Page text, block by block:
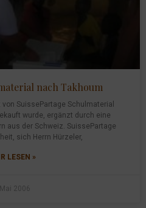
nach Takhoum
SuissePartage Schulmaterial
wurde, ergänzt durch eine
aus der Schweiz. SuissePartage
sich Herrn Hürzeler,
LESEN »
Mai 2006